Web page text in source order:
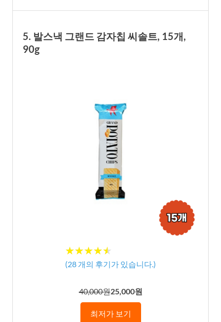
5. 발스낵 그랜드 감자칩 씨솔트, 15개,
90g
★★★★★
★★★★★
(28 개의 후기가 있습니다.)
40,000원25,000원
최저가 보기